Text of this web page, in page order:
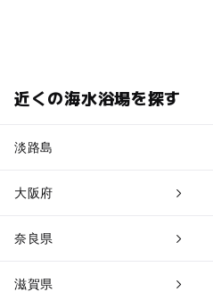
近くの海水浴場を探す
淡路島
大阪府
奈良県
滋賀県